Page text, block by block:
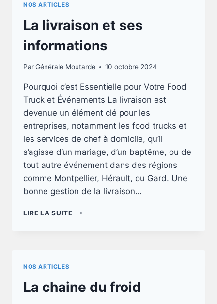
NOS ARTICLES
La livraison et ses
informations
ParGénérale Moutarde 10 octobre 2024
Pourquoi c’est Essentielle pour Votre Food
Truck et Événements La livraison est
devenue un élément clé pour les
entreprises, notamment les food trucks et
les services de chef à domicile, qu’il
s’agisse d’un mariage, d’un baptême, ou de
tout autre événement dans des régions
comme Montpellier, Hérault, ou Gard. Une
bonne gestion de la livraison…
LIRE LA SUITELA
NOS ARTICLES
La chaine du froid